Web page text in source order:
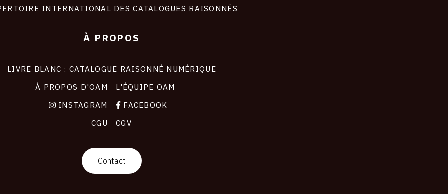
INTERNATIONAL DES CATALOGUES RAISONNÉS
À PROPOS
LIVRE BLANC : CATALOGUE RAISONNÉ NUMÉRIQUE
À PROPOS D'OAM
L'ÉQUIPE OAM
INSTAGRAM
FACEBOOK
CGU
CGV
Contact